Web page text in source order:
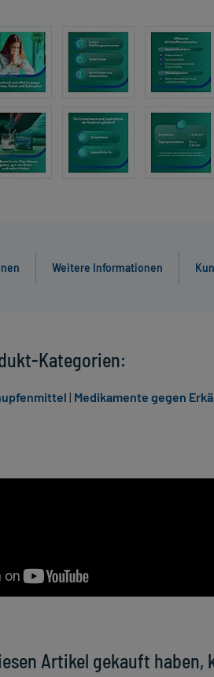
Weitere Informationen
Artikel gekauft haben,
Kategorien:
| Medikamente gegen